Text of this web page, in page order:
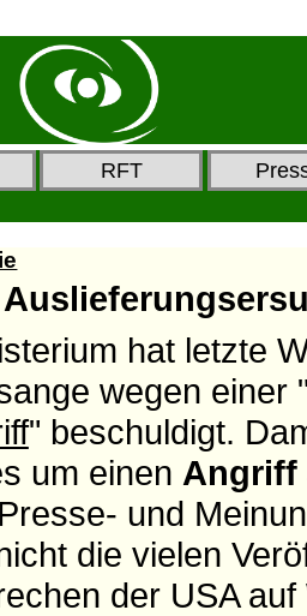
RFT
hat letzte
wegen einer "
" beschuldigt.
um einen Angriff
und
die vielen
der USA